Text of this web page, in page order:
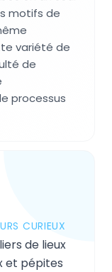
motifs de
variété de
de
processus
CURIEUX
de lieux
et pépites